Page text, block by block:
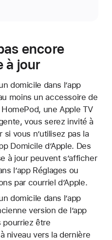
encore
à jour
domicile dans l’app
moins un accessoire de
une Apple TV
vous serez invité à
vous n’utilisez pas la
Domicile d’Apple. Des
à jour peuvent s’afficher
l’app Réglages ou
par courriel d’Apple.
domicile dans l’app
version de l’app
pourriez être
niveau vers la dernière